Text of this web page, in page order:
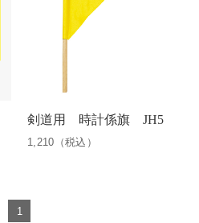
剣道用 時計係旗 JH5
1,210（税込）
1